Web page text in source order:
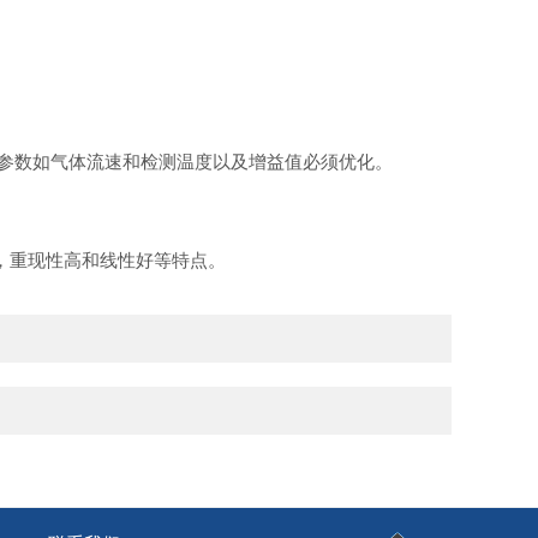
数如气体流速和检测温度以及增益值必须优化。
重现性高和线性好等特点。